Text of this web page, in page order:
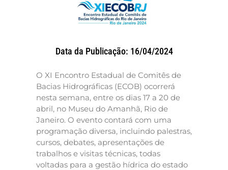
Data da Publicação: 16/04/2024
O XI Encontro Estadual de Comitês de
Bacias Hidrográficas (ECOB) ocorrerá
nesta semana, entre os dias 17 a 20 de
abril, no Museu do Amanhã, Rio de
Janeiro. O evento contará com uma
programação diversa, incluindo palestras,
cursos, debates, apresentações de
trabalhos e visitas técnicas, todas
voltadas para a gestão hídrica do estado